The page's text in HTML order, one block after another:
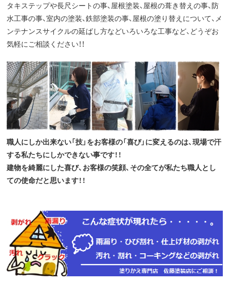
タキステップや長尺シートの事、屋根塗装、屋根の葺き替えの事、防
水工事の事、室内の塗装、鉄部塗装の事、屋根の塗り替えについて、メ
ンテナンスサイクルの延ばし方などいろいろな工事など、どうぞお
気軽にご相談ください！！
職人にしか出来ない「技」をお客様の「喜び」に変えるのは、現場で汗
する私たちにしかできない事です！！
建物を綺麗にした喜び、お客様の笑顔、その全てが私たち職人とし
ての使命だと思います！！